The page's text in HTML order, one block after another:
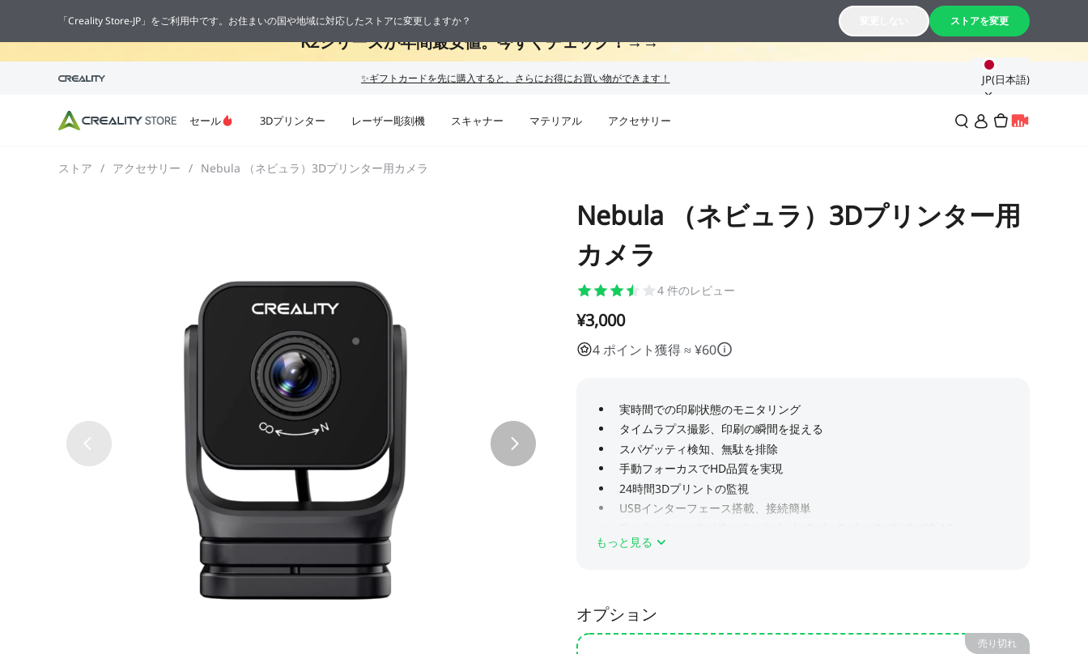
🔥 最大50%OFF！お盆休み限定セール →→
K2シリーズが年間最安値。今すぐチェック！→→ 日 時 分 秒
JP(日本語)
セール 3Dプリンター レーザー彫刻機 スキャナー マテリアル アクセサリー
ストア / アクセサリー / Nebula （ネビュラ）3Dプリンター用カメラ
Nebula （ネビュラ）3Dプリンター用
カメラ
4 件のレビュー
¥3,000
4 ポイント獲得 ≈ ¥60
もっと見る
オプション
売り切れ
「Creality Store-JP」をご利用中です。お住まいの国や地域に対応したストアに変更しますか？ ストアを変更